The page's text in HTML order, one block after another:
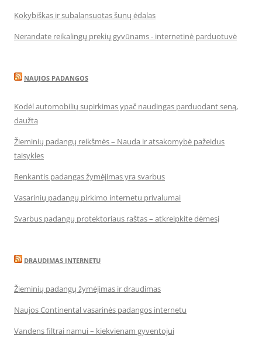
Kokybiškas ir subalansuotas šunų ėdalas
Nerandate reikalingų prekių gyvūnams - internetinė parduotuvė
NAUJOS PADANGOS
Kodėl automobilių supirkimas ypač naudingas parduodant seną,
daužtą
Žieminių padangų reikšmės – Nauda ir atsakomybė pažeidus
taisykles
Renkantis padangas žymėjimas yra svarbus
Vasarinių padangų pirkimo internetu privalumai
Svarbus padangų protektoriaus raštas – atkreipkite dėmesį
DRAUDIMAS INTERNETU
Žieminių padangų žymėjimas ir draudimas
Naujos Continental vasarinės padangos internetu
Vandens filtrai namui – kiekvienam gyventojui